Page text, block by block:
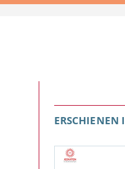
ERSCHIENEN